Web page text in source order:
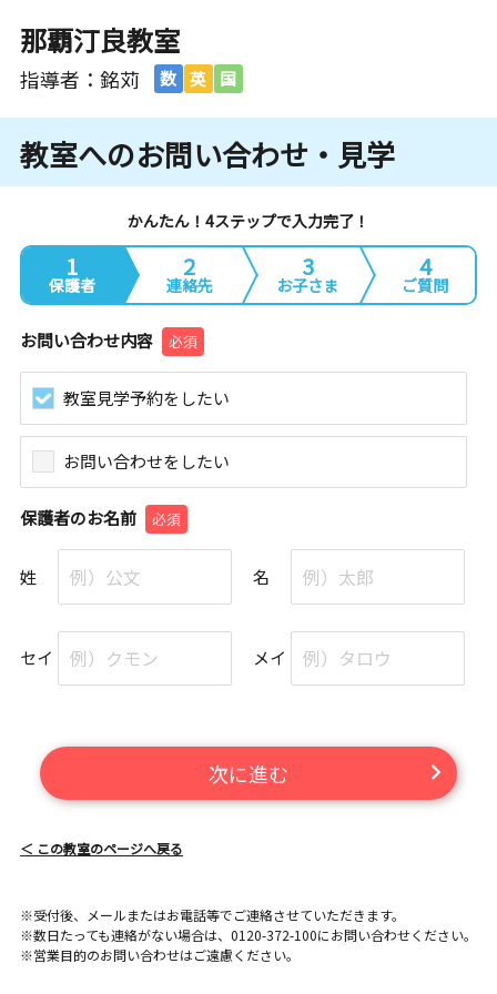
那覇汀良教室
指導者：銘苅 数 英 国
教室へのお問い合わせ・見学
かんたん！4ステップで入力完了！
1
保護者
2
連絡先
3
お子さま
4
ご質問
お問い合わせ内容 必須
教室見学予約をしたい
お問い合わせをしたい
保護者のお名前 必須
姓 名
セイ メイ
次に進む
＜ この教室のページへ戻る
※受付後、メールまたはお電話等でご連絡させていただきます。
※数日たっても連絡がない場合は、0120-372-100にお問い合わせください。
※営業目的のお問い合わせはご遠慮ください。